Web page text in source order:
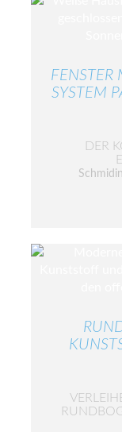
FENSTER
SYSTEM
DER